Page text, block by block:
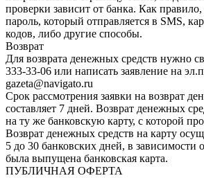
проверки зависит от банка. Как
пароль, который отправляется в SMS,
кодов, либо другие способы.
Возврат
Для возврата денежных средств нужно
333-33-06 или написать заявление на
gazeta@navigato.ru
Срок рассмотрения заявки на возврат
составляет 7 дней. Возврат денежных
на ту же банковскую карту, с которой
Возврат денежных средств на карту
5 до 30 банковских дней, в зависимости
была выпущена банковская карта.
ПУБЛИЧНАЯ ОФЕРТА